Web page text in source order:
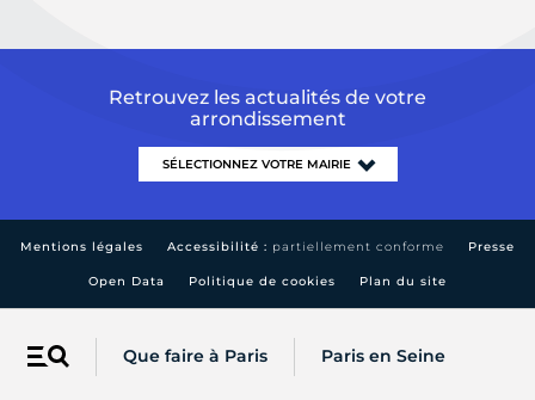
Menu Que faire à Paris Paris en Seine
Retrouvez les actualités de votre
arrondissement
Mentions légales Accessibilité : partiellement conforme Presse
Open Data Politique de cookies Plan du site